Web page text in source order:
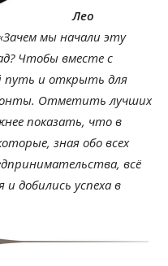
Лео
мы начали эту
Чтобы вместе с
путь и открыть для
Отметить лучших
показать, что в
зная обо всех
всё
добились успеха в